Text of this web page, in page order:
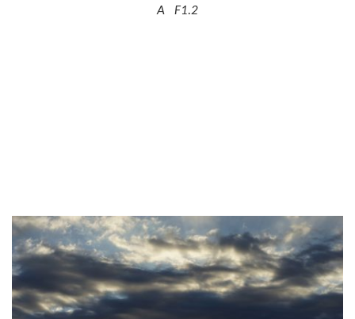
A F1.2